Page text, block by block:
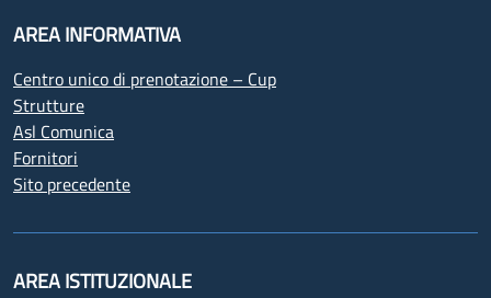
AREA INFORMATIVA
Centro unico di prenotazione – Cup
Strutture
Asl Comunica
Fornitori
Sito precedente
AREA ISTITUZIONALE